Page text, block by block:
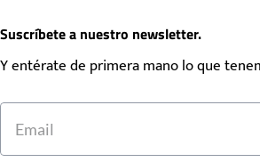
Suscríbete a nuestro newsletter.
Y entérate de primera mano lo que